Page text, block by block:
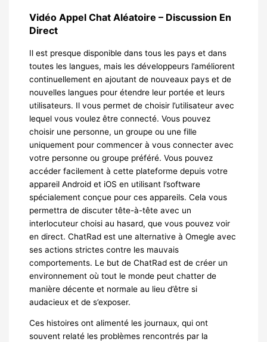
Vidéo Appel Chat Aléatoire – Discussion En
Direct
Il est presque disponible dans tous les pays et dans
toutes les langues, mais les développeurs l’améliorent
continuellement en ajoutant de nouveaux pays et de
nouvelles langues pour étendre leur portée et leurs
utilisateurs. Il vous permet de choisir l’utilisateur avec
lequel vous voulez être connecté. Vous pouvez
choisir une personne, un groupe ou une fille
uniquement pour commencer à vous connecter avec
votre personne ou groupe préféré. Vous pouvez
accéder facilement à cette plateforme depuis votre
appareil Android et iOS en utilisant l’software
spécialement conçue pour ces appareils. Cela vous
permettra de discuter tête-à-tête avec un
interlocuteur choisi au hasard, que vous pouvez voir
en direct. ChatRad est une alternative à Omegle avec
ses actions strictes contre les mauvais
comportements. Le but de ChatRad est de créer un
environnement où tout le monde peut chatter de
manière décente et normale au lieu d’être si
audacieux et de s’exposer.
Ces histoires ont alimenté les journaux, qui ont
souvent relaté les problèmes rencontrés par la